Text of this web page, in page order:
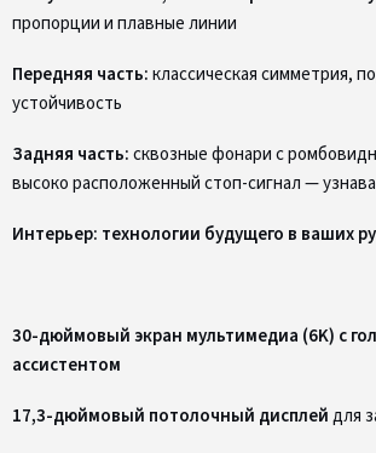
пропорции и плавные линии
Передняя часть:классическая симметрия,
устойчивость
Задняя часть:сквозные фонари с
высоко расположенный стоп-сигнал —
Интерьер: технологии будущего в ваших
30-дюймовый экран мультимедиа (6K) с
ассистентом
17,3-дюймовый потолочный дисплейдля